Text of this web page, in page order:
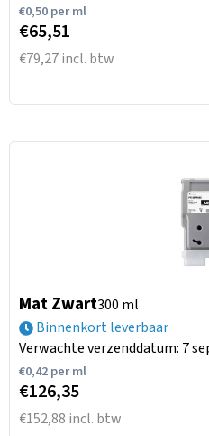
€0,50per ml
€65,51
€79,27 incl. btw
Mat Zwart300 ml
Binnenkort leverbaar
Verwachte verzenddatum: 7
€0,42per ml
€126,35
€152,88 incl. btw